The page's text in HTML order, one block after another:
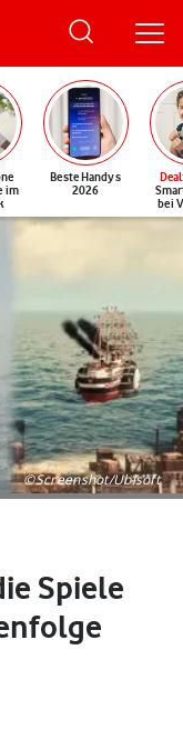
im
Beste Handys
2026
Deal
bei
©Screenshot/Ubisoft
Spiele